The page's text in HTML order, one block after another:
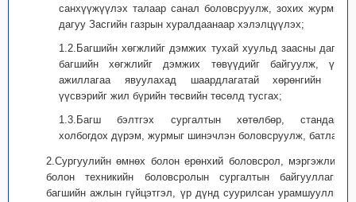
санхүүжүүлэх талаар санал боловсруулж, зохих журмын
дагуу Засгийн газрын хуралдаанаар хэлэлцүүлэх;
1.2.Багшийн хөгжлийг дэмжих тухай хуульд заасны дагуу
багшийн хөгжлийг дэмжих төвүүдийг байгуулж, үйл
ажиллагаа явуулахад шаардлагатай хөрөнгийн эх
үүсвэрийг жил бүрийн төсвийн төсөлд тусгах;
1.3.Багш бэлтгэх сургалтын хөтөлбөр, стандарт,
холбогдох дүрэм, журмыг шинэчлэн боловсруулж, батлах.
2.Сургуулийн өмнөх болон ерөнхий боловсрол, мэргэжлийн
болон техникийн боловсролын сургалтын байгууллагын
багшийн ажлын гүйцэтгэл, үр дүнд суурилсан урамшууллын